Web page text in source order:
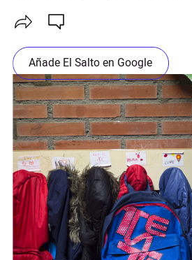
Añade El Salto en Google